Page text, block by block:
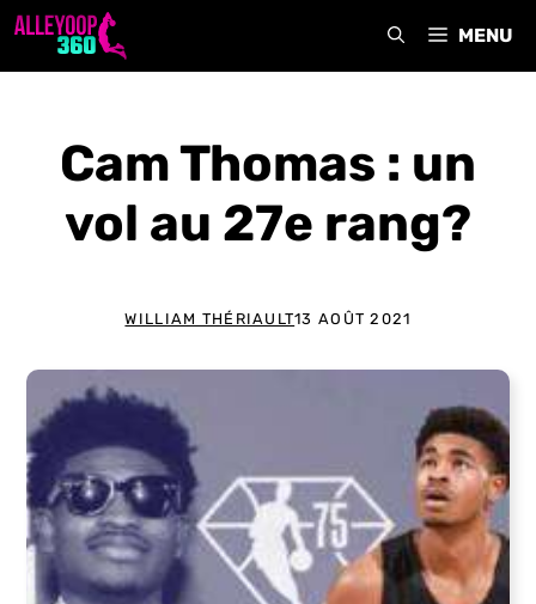
Aller
MENU
Cam Thomas : un
vol au 27e rang?
WILLIAM THÉRIAULT13 AOÛT 2021